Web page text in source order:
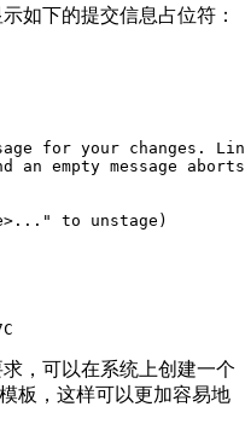
如下的提交信息占位符：
for your changes.
empty message
to unstage)
，可以在系统上创建一个
板，这样可以更加容易地